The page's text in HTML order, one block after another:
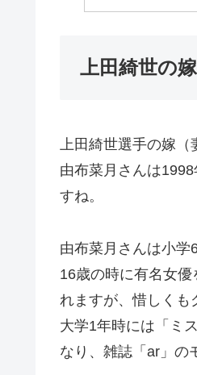
上田綺世の
上田綺世選手の嫁（
由布菜月さんは
すね。
由布菜月さんは小学
16歳の時に有名女
れますが、惜しくも
大学1年時には「ミ
なり、雑誌「ar」の